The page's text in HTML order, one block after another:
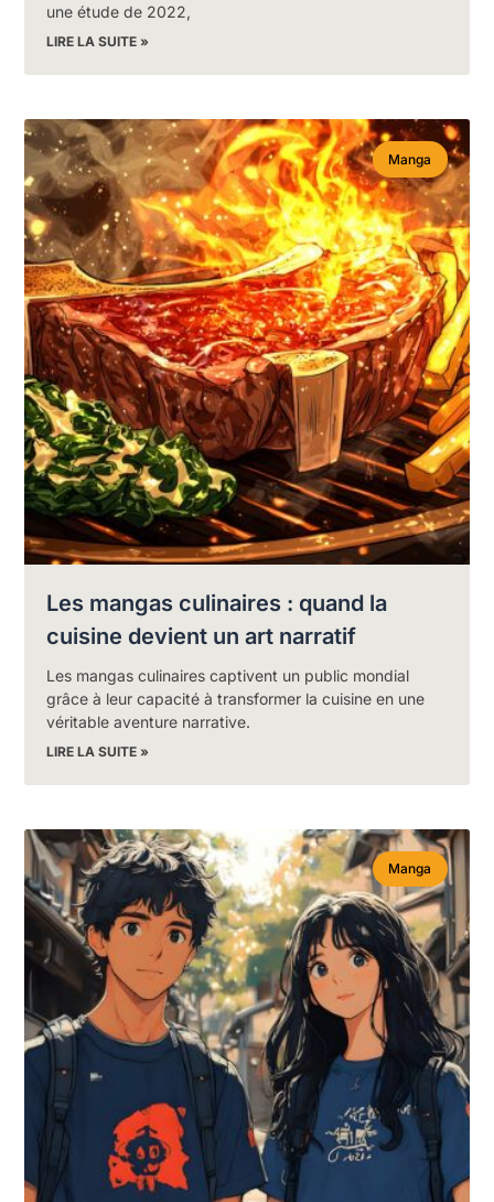
une étude de 2022,
LIRE LA SUITE »
Manga
Les mangas culinaires : quand la
cuisine devient un art narratif
Les mangas culinaires captivent un public mondial
grâce à leur capacité à transformer la cuisine en une
véritable aventure narrative.
LIRE LA SUITE »
Manga